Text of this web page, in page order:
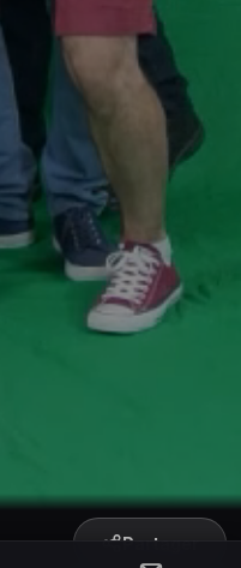
Partager